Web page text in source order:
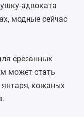
адвоката
модные сейчас
срезанных
может стать
янтаря, кожаных